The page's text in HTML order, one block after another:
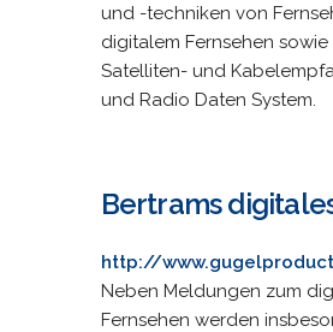
und -techniken von
digitalem Fernsehen
Satelliten- und
und Radio Daten System.
Bertrams
http://
Neben Meldungen zum
Fernsehen werden